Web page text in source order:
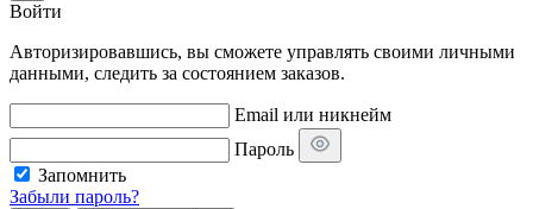
Войти
Авторизировавшись, вы сможете управлять своими личными
данными, следить за состоянием заказов.
Email или никнейм
Пароль
Запомнить
Забыли пароль?